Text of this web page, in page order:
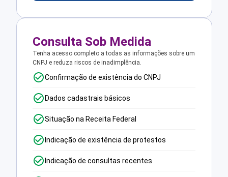
Consulta Sob Medida
Tenha acesso completo a todas as informações sobre um
CNPJ e reduza riscos de inadimplência.
Confirmação de existência do CNPJ
Dados cadastrais básicos
Situação na Receita Federal
Indicação de existência de protestos
Indicação de consultas recentes